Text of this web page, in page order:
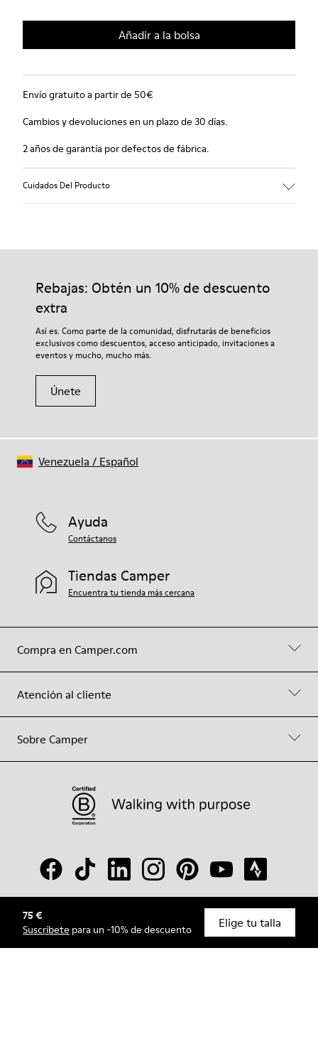
Añadir a la bolsa
75 €
Suscríbete para un -10% de descuento Elige tu talla
Envío gratuito a partir de 50€
Cambios y devoluciones en un plazo de 30 días.
2 años de garantía por defectos de fábrica.
Cuidados Del Producto
Rebajas: Obtén un 10% de descuento
extra
Así es. Como parte de la comunidad, disfrutarás de beneficios
exclusivos como descuentos, acceso anticipado, invitaciones a
eventos y mucho, mucho más.
Únete
Compra en Camper.com
Atención al cliente
Sobre Camper
Ayuda
Contáctanos
Tiendas Camper
Encuentra tu tienda más cercana
© Camper, 2026
Venezuela / Español